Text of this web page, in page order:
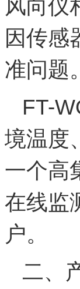
风向仪
因传感
准问题
FT-
境温度
一个高
在线监
户。
二、